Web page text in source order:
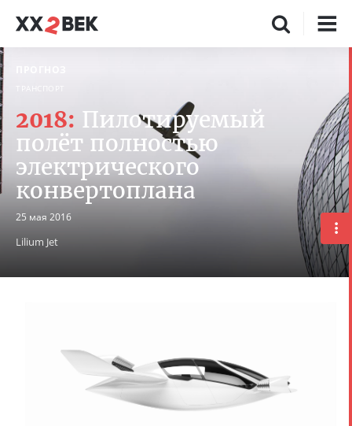
2018: Пилотируемый
полёт полностью
электрического
конвертоплана
25 мая 2016
Lilium Jet